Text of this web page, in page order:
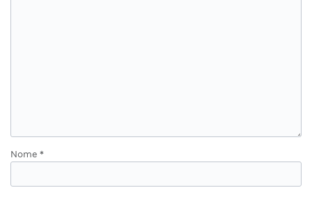
Nome *